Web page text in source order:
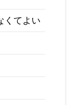
くてよい